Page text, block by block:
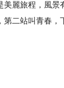
美麗旅程，風景
第二站叫青春，